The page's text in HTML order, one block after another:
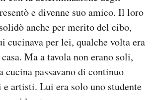
e divenne suo amico. Il loro
anche per merito del cibo,
cucinava per lei, qualche volta era
Ma a tavola non erano soli,
cucina passavano di continuo
artisti. Lui era solo uno studente